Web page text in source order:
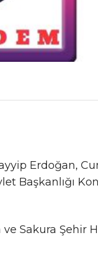
Erdoğan,
Başkanlığı
Sakura Şehir